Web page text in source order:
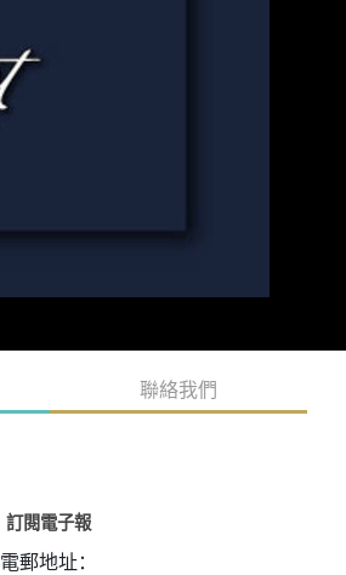
聯絡我們
訂閱電子報
電郵地址：